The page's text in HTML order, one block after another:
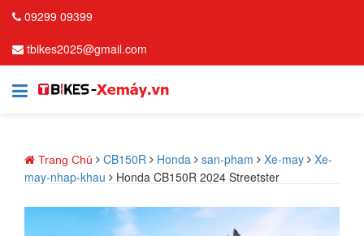
09299 09399
tbikes2025@gmail.com
Trang Chủ CB150R Honda san-pham Xe-may
Xe-
may-nhap-khau
Honda CB150R 2024 Streetster